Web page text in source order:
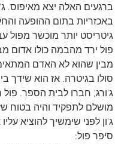
ברגעים האלה יצא מאיפוס.
באכזריות בתום ההופעה
גיטריסט יותר מוכשר מפול
פול ירד מהבמה כולו אדום
מבין שהוא לא האדם
סולו בגיטרה. אז הוא שידך בין
ג'ורג', חברו לבית הספר.
מושלם לתפקיד והיה בטוח
ג'ון לפני שימשיך להוציא
סיפר פול: